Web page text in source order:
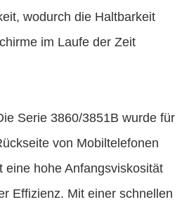
wodurch die Haltbarkeit
im Laufe der Zeit
Serie 3860/3851B wurde für
von Mobiltelefonen
eine hohe Anfangsviskosität
Effizienz. Mit einer schnellen